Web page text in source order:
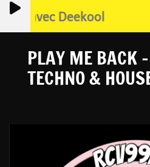
avec Deekool
PLAY ME BACK
TECHNO &